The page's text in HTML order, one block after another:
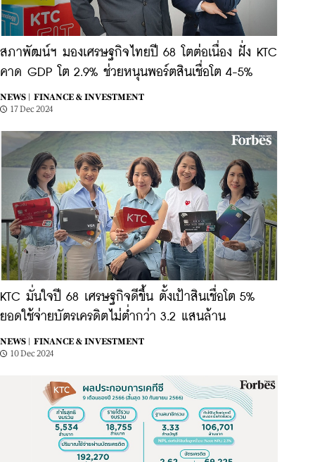
สภาพัฒน์ฯ มองเศรษฐกิจไทยปี 68 โตต่อเนื่อง ฝั่ง KTC
คาด GDP โต 2.9% ช่วยหนุนพอร์ตสินเชื่อโต 4-5%
NEWS |
FINANCE & INVESTMENT
17 Dec 2024
KTC มั่นใจปี 68 เศรษฐกิจดีขึ้น ตั้งเป้าสินเชื่อโต 5%
ยอดใช้จ่ายบัตรเครดิตไม่ต่ำกว่า 3.2 แสนล้าน
NEWS |
FINANCE & INVESTMENT
10 Dec 2024